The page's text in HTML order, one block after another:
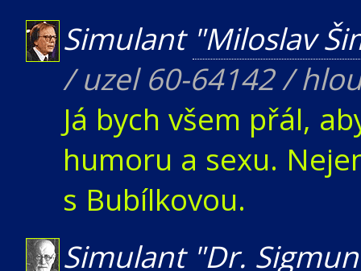
Simulant "Miloslav
/ uzel 60-64142 /
Já bych všem přál,
humoru a sexu.
s Bubílkovou.
Simulant "Dr.